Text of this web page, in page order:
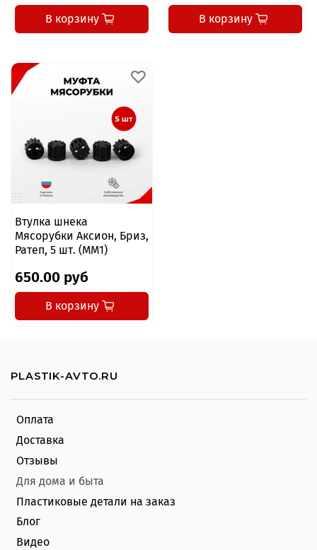
В корзину В корзину
Втулка шнека
Мясорубки Аксион, Бриз,
Ратеп, 5 шт. (MM1)
650.00 руб
В корзину
Оплата
Доставка
Отзывы
Для дома и быта
Пластиковые детали на заказ
Блог
Видео
PLASTIK-AVTO.RU